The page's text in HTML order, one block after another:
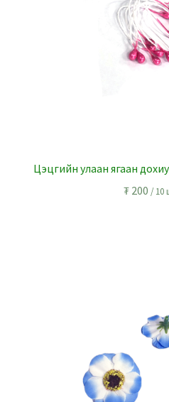
Цэцгийн улаан ягаан
₮ 200 / 10